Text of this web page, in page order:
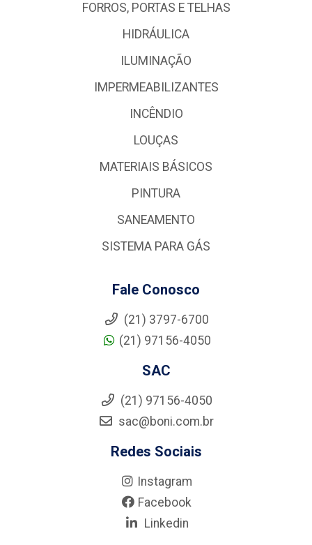
FORROS, PORTAS E TELHAS
HIDRÁULICA
ILUMINAÇÃO
IMPERMEABILIZANTES
INCÊNDIO
LOUÇAS
MATERIAIS BÁSICOS
PINTURA
SANEAMENTO
SISTEMA PARA GÁS
Fale Conosco
(21) 3797-6700
(21) 97156-4050
SAC
(21) 97156-4050
sac@boni.com.br
Redes Sociais
Instagram
Facebook
Linkedin